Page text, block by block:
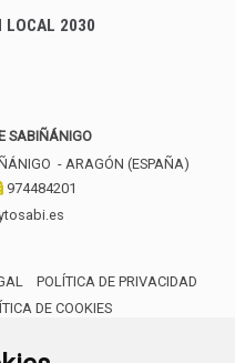
LOCAL 2030
SABIÑÁNIGO
- ARAGÓN (ESPAÑA)
974484201
POLÍTICA DE PRIVACIDAD
DE COOKIES